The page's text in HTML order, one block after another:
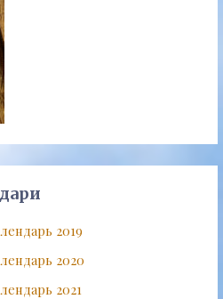
2019
2020
2021